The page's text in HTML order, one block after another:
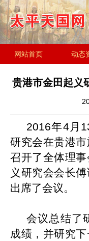
网站首页 动态
贵港市金田起义
2016年4月
研究会在贵港
召开了全体理
义研究会会长
出席了会议。
会议总结了
成绩，并研究